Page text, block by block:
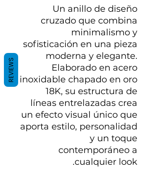
Un anillo de diseño
cruzado que combina
minimalismo y
sofisticación en una pieza
moderna y elegante.
Elaborado en acero
inoxidable chapado en oro
18K, su estructura de
líneas entrelazadas crea
un efecto visual único que
aporta estilo, personalidad
y un toque
contemporáneo a
cualquier look.
REVIEWS